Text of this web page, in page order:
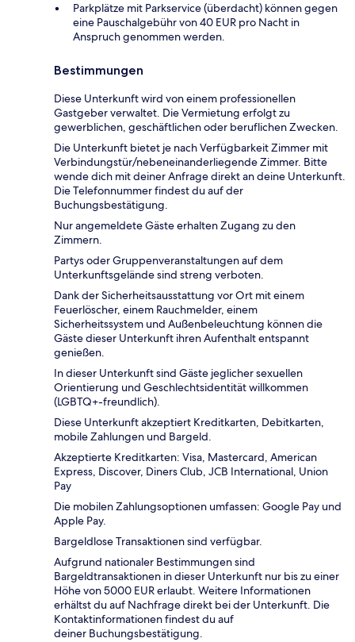
Parkplätze mit Parkservice (überdacht) können gegen
eine Pauschalgebühr von 40 EUR pro Nacht in
Anspruch genommen werden.
Bestimmungen
Diese Unterkunft wird von einem professionellen
Gastgeber verwaltet. Die Vermietung erfolgt zu
gewerblichen, geschäftlichen oder beruflichen Zwecken.
Die Unterkunft bietet je nach Verfügbarkeit Zimmer mit
Verbindungstür/nebeneinanderliegende Zimmer. Bitte
wende dich mit deiner Anfrage direkt an deine Unterkunft.
Die Telefonnummer findest du auf der
Buchungsbestätigung.
Nur angemeldete Gäste erhalten Zugang zu den
Zimmern.
Partys oder Gruppenveranstaltungen auf dem
Unterkunftsgelände sind streng verboten.
Dank der Sicherheitsausstattung vor Ort mit einem
Feuerlöscher, einem Rauchmelder, einem
Sicherheitssystem und Außenbeleuchtung können die
Gäste dieser Unterkunft ihren Aufenthalt entspannt
genießen.
In dieser Unterkunft sind Gäste jeglicher sexuellen
Orientierung und Geschlechtsidentität willkommen
(LGBTQ+-freundlich).
Diese Unterkunft akzeptiert Kreditkarten, Debitkarten,
mobile Zahlungen und Bargeld.
Akzeptierte Kreditkarten: Visa, Mastercard, American
Express, Discover, Diners Club, JCB International, Union
Pay
Die mobilen Zahlungsoptionen umfassen: Google Pay und
Apple Pay.
Bargeldlose Transaktionen sind verfügbar.
Aufgrund nationaler Bestimmungen sind
Bargeldtransaktionen in dieser Unterkunft nur bis zu einer
Höhe von 5000 EUR erlaubt. Weitere Informationen
erhältst du auf Nachfrage direkt bei der Unterkunft. Die
Kontaktinformationen findest du auf
deiner Buchungsbestätigung.